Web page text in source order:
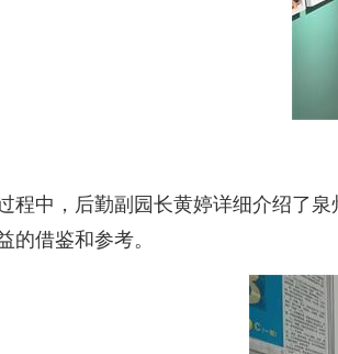
中，后勤副园长黄婷详细介绍了泉
的借鉴和参考。